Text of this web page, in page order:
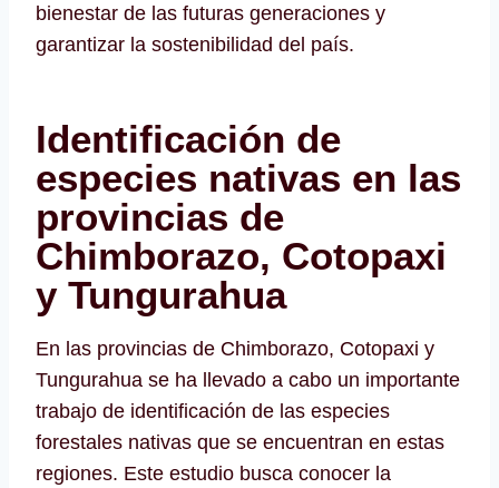
bienestar de las futuras generaciones y
garantizar la sostenibilidad del país.
Identificación de
especies nativas en las
provincias de
Chimborazo, Cotopaxi
y Tungurahua
En las provincias de Chimborazo, Cotopaxi y
Tungurahua se ha llevado a cabo un importante
trabajo de identificación de las especies
forestales nativas que se encuentran en estas
regiones. Este estudio busca conocer la